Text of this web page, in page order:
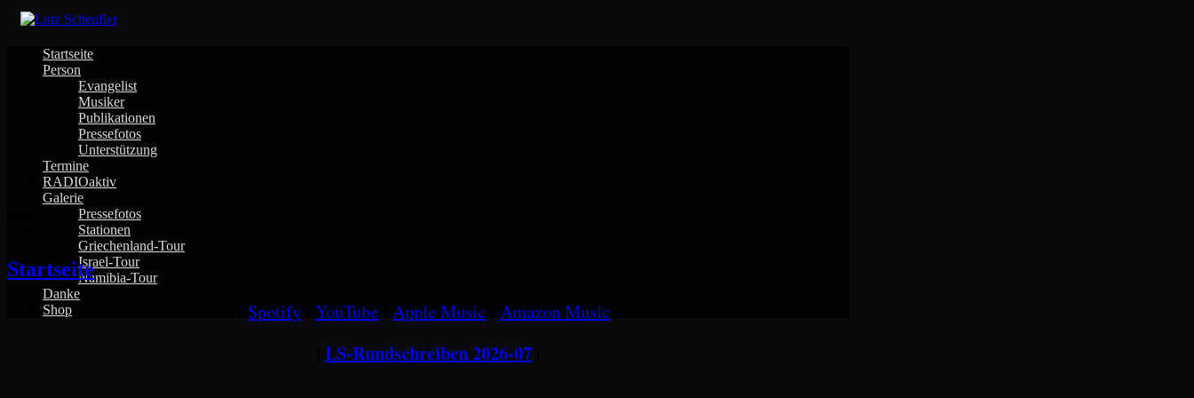
Skip
content
Startseite
Person
Evangelist
Musiker
Publikationen
Pressefotos
Unterstützung
Termine
RADIOaktiv
Galerie
Pressefotos
Stationen
Griechenland-Tour
Israel-Tour
Namibia-Tour
Danke
Shop
Startseite
Spotify YouTube Apple Music Amazon Music
LS-Rundschreiben 2026-07|